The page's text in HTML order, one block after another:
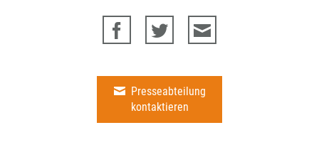
Presseabteilung
kontaktieren